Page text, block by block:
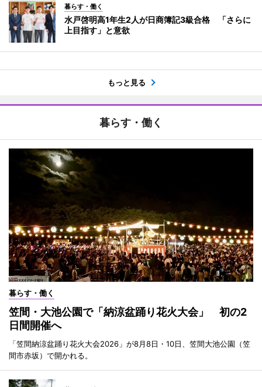
暮らす・働く
水戸啓明高1年生2人が日商簿記3級合格 「さらに
上目指す」と意欲
もっと見る
暮らす・働く
暮らす・働く
笠間・大池公園で「納涼盆踊り花火大会」 初の2
日間開催へ
「笠間納涼盆踊り花火大会2026」が8月8日・10日、笠間大池公園（笠
間市赤坂）で開かれる。